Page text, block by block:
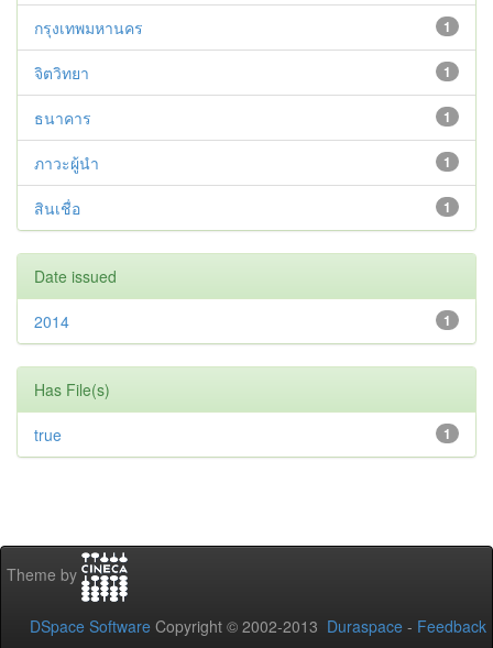
1
กรุงเทพมหานคร
1
จิตวิทยา
1
ธนาคาร
1
ภาวะผู้นำ
1
สินเชื่อ
Date issued
1
2014
Has File(s)
1
true
Theme by
DSpace Software Copyright © 2002-2013 Duraspace - Feedback